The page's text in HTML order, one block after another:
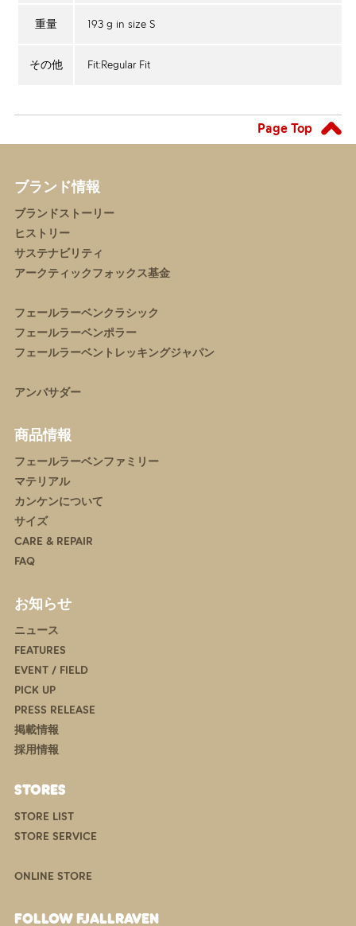
重量 193 g in size S
その他 Fit:Regular Fit
Page Top
ブランド情報
ブランドストーリー
ヒストリー
サステナビリティ
アークティックフォックス基金
フェールラーベンクラシック
フェールラーベンポラー
フェールラーベントレッキングジャパン
アンバサダー
商品情報
フェールラーベンファミリー
マテリアル
カンケンについて
サイズ
CARE & REPAIR
FAQ
お知らせ
ニュース
FEATURES
EVENT / FIELD
PICK UP
PRESS RELEASE
掲載情報
採用情報
STORES
STORE LIST
STORE SERVICE
ONLINE STORE
FOLLOW FJALLRAVEN